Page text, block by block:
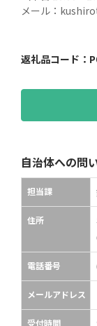
メール：
返礼品コード：
自治体への問
担当課
住所
電話番号
メールアドレス
受付時間